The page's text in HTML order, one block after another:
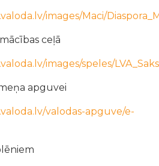
images/Maci/
ceļā
images/speles/
apguvei
valodas-apguve/e-